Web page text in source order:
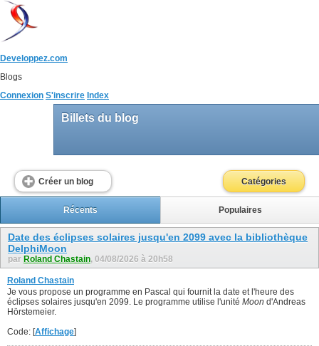
Developpez.com
Blogs
Connexion S'inscrire Index
Billets du blog
Créer un blog Catégories
Récents Populaires
Date des éclipses solaires jusqu'en 2099 avec la bibliothèque
DelphiMoon
par Roland Chastain, 04/08/2026 à 20h58
Roland Chastain
Je vous propose un programme en Pascal qui fournit la date et l'heure des
éclipses solaires jusqu'en 2099. Le programme utilise l'unité Moon d'Andreas
Hörstemeier.
Code: [Affichage]